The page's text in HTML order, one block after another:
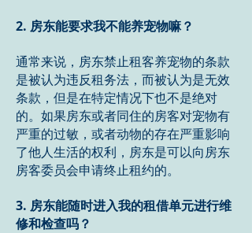
2. 房东能要求我不能养宠物嘛？
通常来说，房东禁止租客养宠物的条款
是被认为违反租务法，而被认为是无效
条款，但是在特定情况下也不是绝对
的。如果房东或者同住的房客对宠物有
严重的过敏，或者动物的存在严重影响
了他人生活的权利，房东是可以向房东
房客委员会申请终止租约的。
3. 房东能随时进入我的租借单元进行维
修和检查吗？